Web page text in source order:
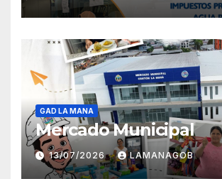
GAD LA MANA
Mercado Municipal
13/07/2026 LAMANAGOB